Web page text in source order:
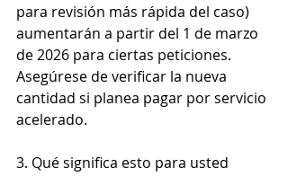
para revisión más rápida del caso)
aumentarán a partir del 1 de marzo
de 2026 para ciertas peticiones.
Asegúrese de verificar la nueva
cantidad si planea pagar por servicio
acelerado.
3. Qué significa esto para usted